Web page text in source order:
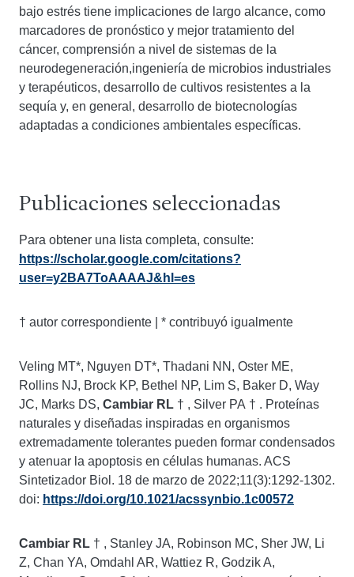
bajo estrés tiene implicaciones de largo alcance, como
marcadores de pronóstico y mejor tratamiento del
cáncer, comprensión a nivel de sistemas de la
neurodegeneración,ingeniería de microbios industriales
y terapéuticos, desarrollo de cultivos resistentes a la
sequía y, en general, desarrollo de biotecnologías
adaptadas a condiciones ambientales específicas.
Publicaciones seleccionadas
Para obtener una lista completa, consulte:
https://scholar.google.com/citations?
user=y2BA7ToAAAAJ&hl=es
† autor correspondiente | * contribuyó igualmente
Veling MT*, Nguyen DT*, Thadani NN, Oster ME,
Rollins NJ, Brock KP, Bethel NP, Lim S, Baker D, Way
JC, Marks DS, Cambiar RL † , Silver PA † . Proteínas
naturales y diseñadas inspiradas en organismos
extremadamente tolerantes pueden formar condensados
y atenuar la apoptosis en células humanas. ACS
Sintetizador Biol. 18 de marzo de 2022;11(3):1292-1302.
doi: https://doi.org/10.1021/acssynbio.1c00572
Cambiar RL † , Stanley JA, Robinson MC, Sher JW, Li
Z, Chan YA, Omdahl AR, Wattiez R, Godzik A,